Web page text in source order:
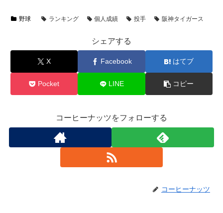
野球 ランキング 個人成績 投手 阪神タイガース
シェアする
X Facebook はてブ
Pocket LINE コピー
コーヒーナッツをフォローする
コーヒーナッツ